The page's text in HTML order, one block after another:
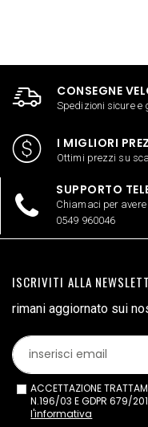
CONSEGNE
Spedizioni sicure e
I MIGLIORI
Ottimi prezzi su
SUPPORTO
Chiamaci per
0549 960046
ISCRIVITI ALLA
rimani aggiornato sui
ACCETTAZIONE
N.196/03 E GDPR 679/
l'informativa